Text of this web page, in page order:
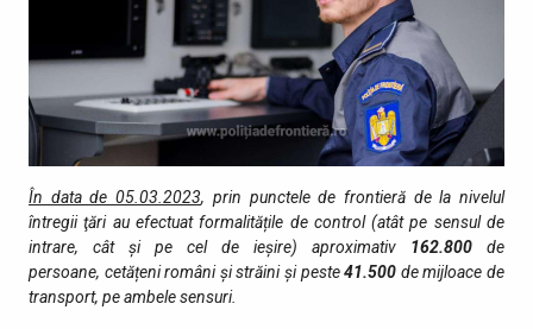
În data de 05.03.2023, prin punctele de fro­ntieră de la nivelul
întregii ţări au efectuat formalitățile de control (atât pe sensul de
intrare, cât şi pe cel de ieşire) aproximativ 162.800 de
persoane, cetățeni români și străini și peste41.500 de mijloace de
transport, pe ambele sensuri.